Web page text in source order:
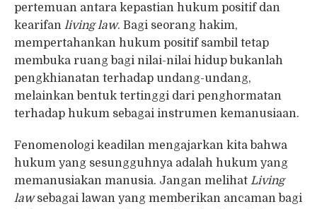
pertemuan antara kepastian hukum positif dan
kearifan living law. Bagi seorang hakim,
mempertahankan hukum positif sambil tetap
membuka ruang bagi nilai-nilai hidup bukanlah
pengkhianatan terhadap undang-undang,
melainkan bentuk tertinggi dari penghormatan
terhadap hukum sebagai instrumen kemanusiaan.
Fenomenologi keadilan mengajarkan kita bahwa
hukum yang sesungguhnya adalah hukum yang
memanusiakan manusia. Jangan melihat Living
lawsebagai lawan yang memberikan ancaman bagi